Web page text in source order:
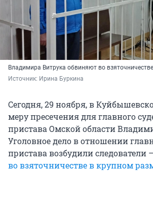
Владимира Витрука обвиняют во взяточничестве
Источник: Ирина Буркина
Сегодня, 29 ноября, в
меру пресечения для главного
пристава Омской области
Уголовное дело в отношении
пристава возбудили следователи
во взяточничестве в крупном